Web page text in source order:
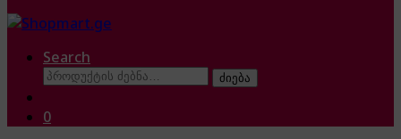
Search
ძებნა:
ძიება
0